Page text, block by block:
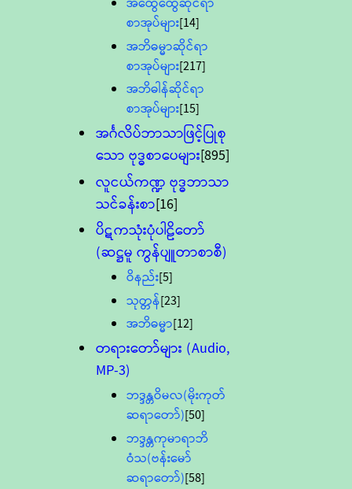
စာအုပ်များ[14]
အဘိဓမ္မာဆိုင်ရာ
စာအုပ်များ[217]
အဘိဓါန်ဆိုင်ရာ
စာအုပ်များ[15]
အင်္ဂလိပ်ဘာသာဖြင့်ပြုစု
သော ဗုဒ္ဓစာပေများ[895]
လူငယ်ကဏ္ဍ ဗုဒ္ဓဘာသာ
သင်ခန်းစာ[16]
ပိဋကသုံးပုံပါဠိတော်
(ဆဋ္ဌမူ ကွန်ပျူတာစာစီ)
ဝိနည်း[5]
သုတ္တန်[23]
အဘိဓမ္မာ[12]
တရားတော်များ (Audio,
MP-3)
ဘဒ္ဒန္တဝိမလ(မိုးကုတ်
ဆရာတော်)[50]
ဘဒ္ဒန္တကုမာရာဘိ
ဝံသ(ဗန်းမော်
ဆရာတော်)[58]